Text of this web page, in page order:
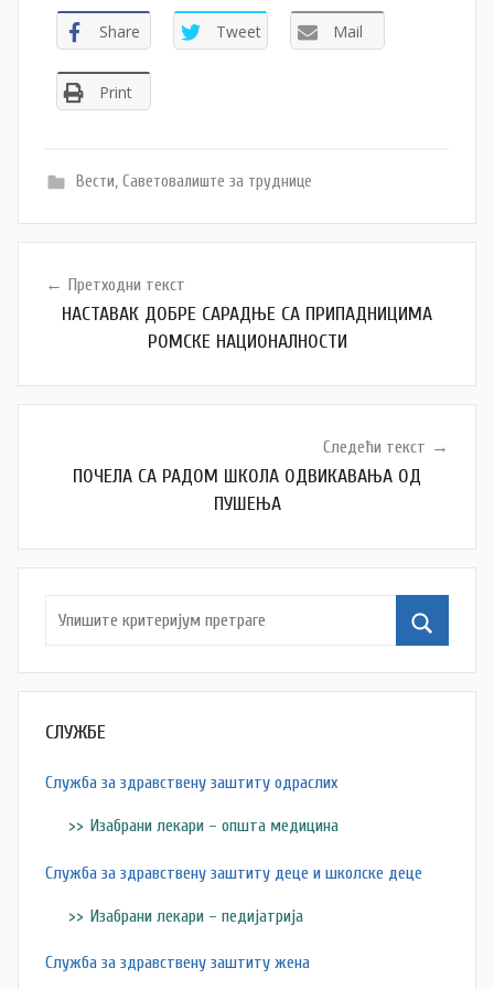
Share Tweet Mail
Print
Вести, Саветовалиште за труднице
чланкаПретходни текст
НАСТАВАК ДОБРЕ САРАДЊЕ СА ПРИПАДНИЦИМА
РОМСКЕ НАЦИОНАЛНОСТИ
Следећи текст
ПОЧЕЛА СА РАДОМ ШКОЛА ОДВИКАВАЊА ОД
ПУШЕЊА
СЛУЖБЕ
Служба за здравствену заштиту одраслих
Изабрани лекари – општа медицина
Служба за здравствену заштиту деце и школске деце
Изабрани лекари – педијатрија
Служба за здравствену заштиту жена